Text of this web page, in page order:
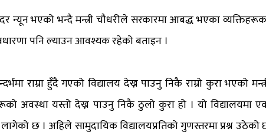
दर न्यून भएको भन्दै मन्त्री चौधरीले सरकारमा आबद्ध भएका
पनि ल्याउन आवश्यक रहेको बताइन ।
राम्रा हुँदै गएको विद्यालय देख्न पाउनु निकै राम्रो कुरा भएको
अवस्था यस्तो देख्न पाउनु निकै ठुलो कुरा हो । यो विद्यालयमा
लागेको छ । अहिले सामुदायिक विद्यालयप्रतिको गुणस्तरमा प्रश्न उठेको